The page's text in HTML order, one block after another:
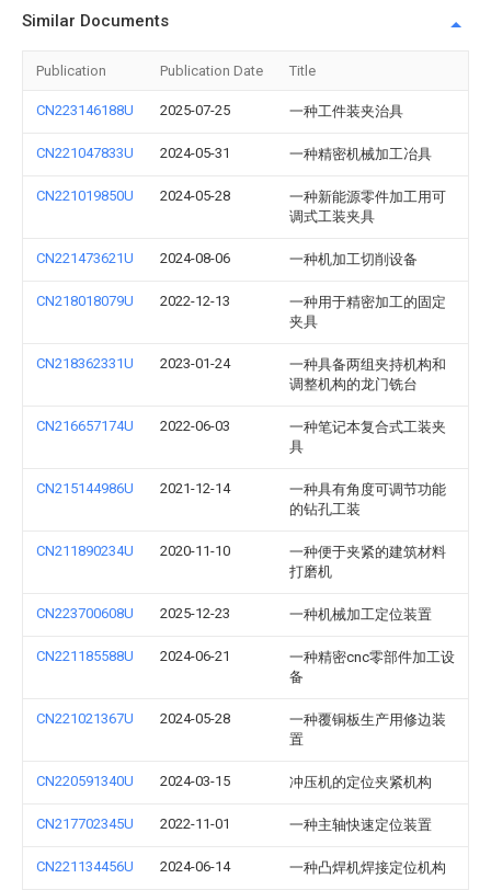
Similar Documents
Publication Publication Date Title
CN223146188U 2025-07-25 一种工件装夹治具
CN221047833U 2024-05-31 一种精密机械加工冶具
CN221019850U 2024-05-28
一种新能源零件加工用可
调式工装夹具
CN221473621U 2024-08-06 一种机加工切削设备
CN218018079U 2022-12-13
一种用于精密加工的固定
夹具
CN218362331U 2023-01-24
一种具备两组夹持机构和
调整机构的龙门铣台
CN216657174U 2022-06-03
一种笔记本复合式工装夹
具
CN215144986U 2021-12-14
一种具有角度可调节功能
的钻孔工装
CN211890234U 2020-11-10
一种便于夹紧的建筑材料
打磨机
CN223700608U 2025-12-23 一种机械加工定位装置
CN221185588U 2024-06-21
一种精密cnc零部件加工设
备
CN221021367U 2024-05-28
一种覆铜板生产用修边装
置
CN220591340U 2024-03-15 冲压机的定位夹紧机构
CN217702345U 2022-11-01 一种主轴快速定位装置
CN221134456U 2024-06-14 一种凸焊机焊接定位机构